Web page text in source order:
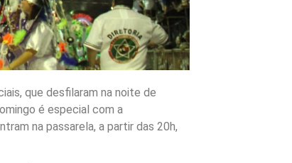
que desfilaram na noite de
é especial com a
na passarela, a partir das 20h,